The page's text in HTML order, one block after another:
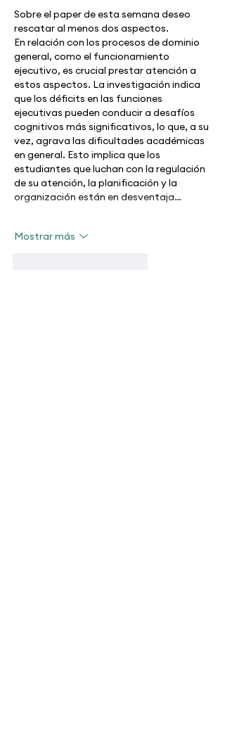
Sobre el paper de esta semana deseo
rescatar al menos dos aspectos.
En relación con los procesos de dominio
general, como el funcionamiento
ejecutivo, es crucial prestar atención a
estos aspectos. La investigación indica
que los déficits en las funciones
ejecutivas pueden conducir a desafíos
cognitivos más significativos, lo que, a su
vez, agrava las dificultades académicas
en general. Esto implica que los
estudiantes que luchan con la regulación
de su atención, la planificación y la
organización están en desventaja…
Mostrar más